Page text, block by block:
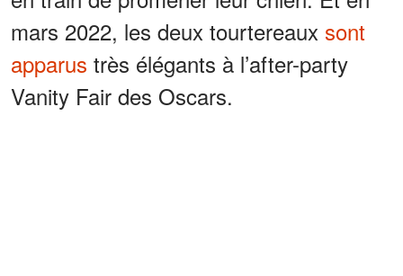
mars 2022, les deux tourtereaux sont
apparus très élégants à l’after-party
Vanity Fair des Oscars.